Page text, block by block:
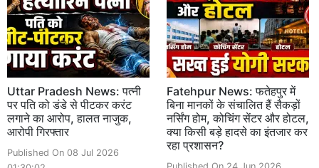
Uttar Pradesh News: पत्नी
पर पति को डंडे से पीटकर करंट
लगाने का आरोप, हालत नाजुक,
आरोपी गिरफ्तार
Published On 08 Jul 2026
Fatehpur News: फतेहपुर में
बिना मानकों के संचालित हैं सैकड़ों
नर्सिंग होम, कोचिंग सेंटर और होटल,
क्या किसी बड़े हादसे का इंतजार कर
रहा प्रशासन?